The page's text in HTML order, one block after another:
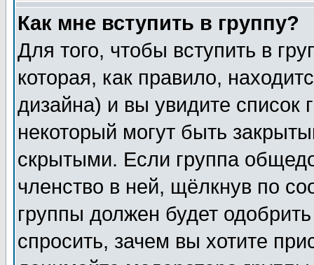
Как мне вступить в группу?
Для того, чтобы вступить в
которая, как правило,
дизайна) и вы увидите список
некоторый могут быть
скрытыми. Если группа
членство в ней, щёлкнув по
группы должен будет
спросить, зачем вы хотите